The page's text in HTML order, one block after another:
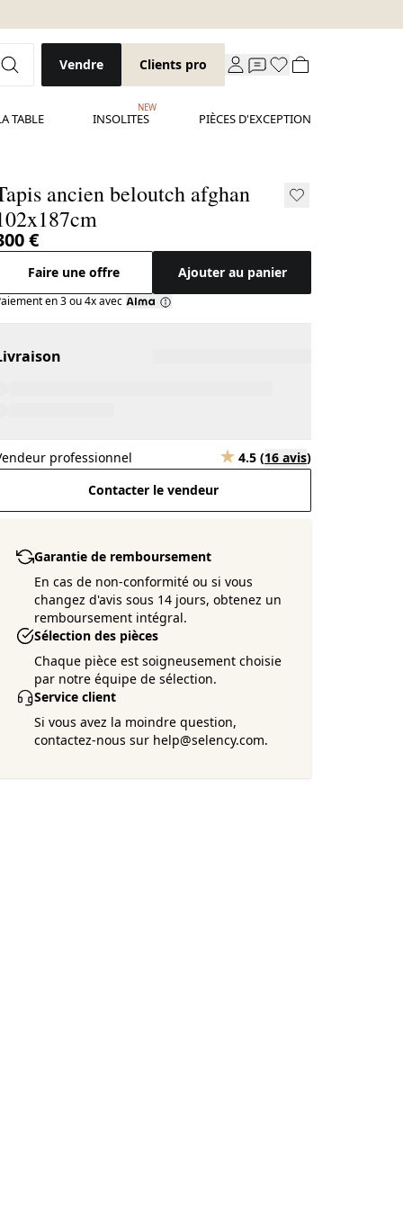
Vendre Clients pro
TABLE INSOLITES
NEW
PIÈCES D'EXCEPTION
ancien beloutch afghan
€
Faire une offre Ajouter au panier
en 3 ou 4x avec
professionnel 4.5 (16 avis)
Contacter le vendeur
Garantie de remboursement
En cas de non-conformité ou si vous
changez d'avis sous 14 jours, obtenez un
remboursement intégral.
Sélection des pièces
Chaque pièce est soigneusement choisie
par notre équipe de sélection.
Service client
Si vous avez la moindre question,
contactez-nous sur help@selency.com.